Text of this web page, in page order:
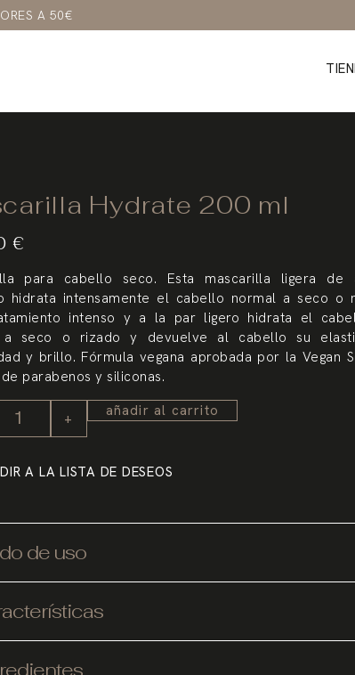
A 50€
Hydrate 200 ml
€
para cabello seco. Esta mascarilla ligera de
hidrata intensamente el cabello normal a seco o
intenso y a la par ligero hidrata el
a seco o rizado y devuelve al cabello su
y brillo. Fórmula vegana aprobada por la Vegan
parabenos y siliconas.
+ añadir al carrito
A LA LISTA DE DESEOS
de uso